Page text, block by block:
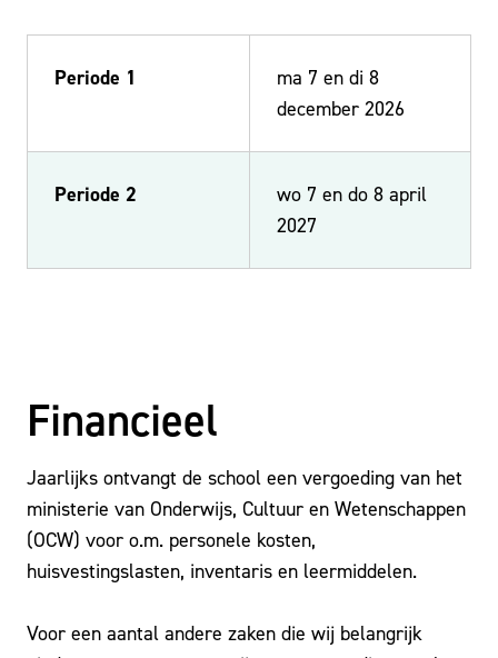
Periode 1
ma 7 en di 8
december 2026
Periode 2
wo 7 en do 8 april
2027
Financieel
Jaarlijks ontvangt de school een vergoeding van het
ministerie van Onderwijs, Cultuur en Wetenschappen
(OCW) voor o.m. personele kosten,
huisvestingslasten, inventaris en leermiddelen.
Voor een aantal andere zaken die wij belangrijk